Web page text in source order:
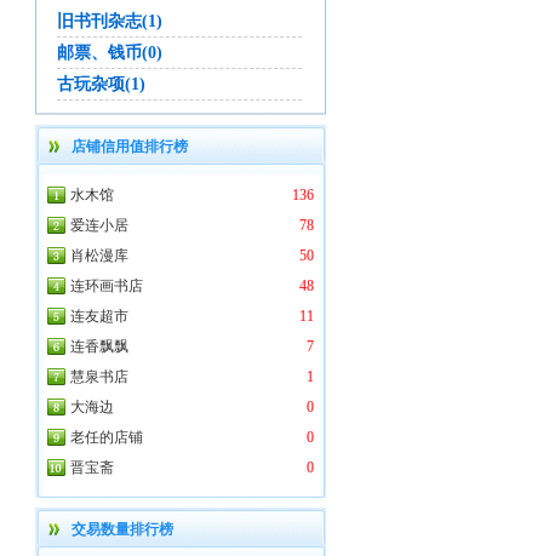
旧书刊杂志(1)
邮票、钱币(0)
古玩杂项(1)
店铺信用值排行榜
水木馆
136
爱连小居
78
肖松漫库
50
连环画书店
48
连友超市
11
连香飘飘
7
慧泉书店
1
大海边
0
老任的店铺
0
晋宝斋
0
交易数量排行榜